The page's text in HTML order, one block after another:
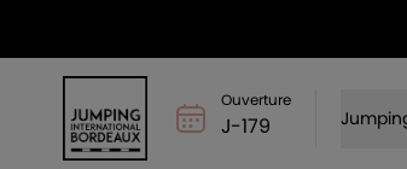
Ouverture
J-179